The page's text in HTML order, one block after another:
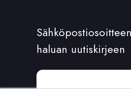
haluan uutiskirjeen
Sähköposti: